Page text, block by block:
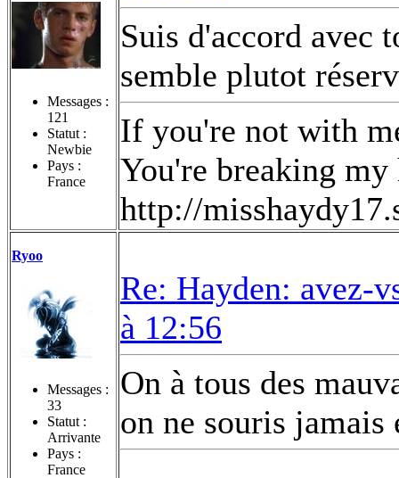
Messages :
121
Statut :
Newbie
Pays :
France
Suis d'accord avec
semble plutot
If you're not with
You're breaking my
http://
Ryoo
Messages :
33
Statut :
Arrivante
Pays :
France
Re: Hayden: avez-
à 12:56
On à tous des
on ne souris jamais